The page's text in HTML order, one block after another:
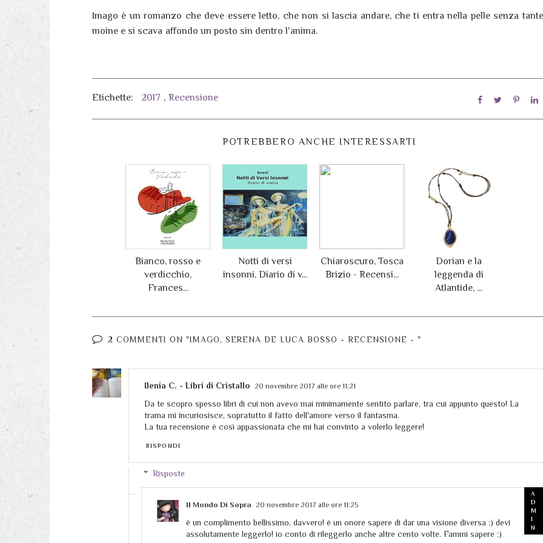
Imago è un romanzo che deve essere letto, che non si lascia andare, che ti entra nella pelle senza tante
moine e si scava affondo un posto sin dentro l'anima.
Etichette: 2017 , Recensione
POTREBBERO ANCHE INTERESSARTI
Bianco, rosso e
verdicchio,
Frances...
Notti di versi
insonni, Diario di v...
Chiaroscuro, Tosca
Brizio - Recensi...
Dorian e la
leggenda di
Atlantide, ...
2 COMMENTI ON "IMAGO, SERENA DE LUCA BOSSO - RECENSIONE - "
Ilenia C. - Libri di Cristallo 20 novembre 2017 alle ore 11:21
Da te scopro spesso libri di cui non avevo mai minimamente sentito parlare, tra cui appunto questo! La
trama mi incuriosisce, sopratutto il fatto dell'amore verso il fantasma.
La tua recensione è così appassionata che mi hai convinto a volerlo leggere!
RISPONDI
Risposte
Il Mondo Di Sopra 20 novembre 2017 alle ore 11:25
è un complimento bellissimo, davvero! è un onore sapere di dar una visione diversa :) devi
assolutamente leggerlo! io conto di rileggerlo anche altre cento volte. Fammi sapere :)